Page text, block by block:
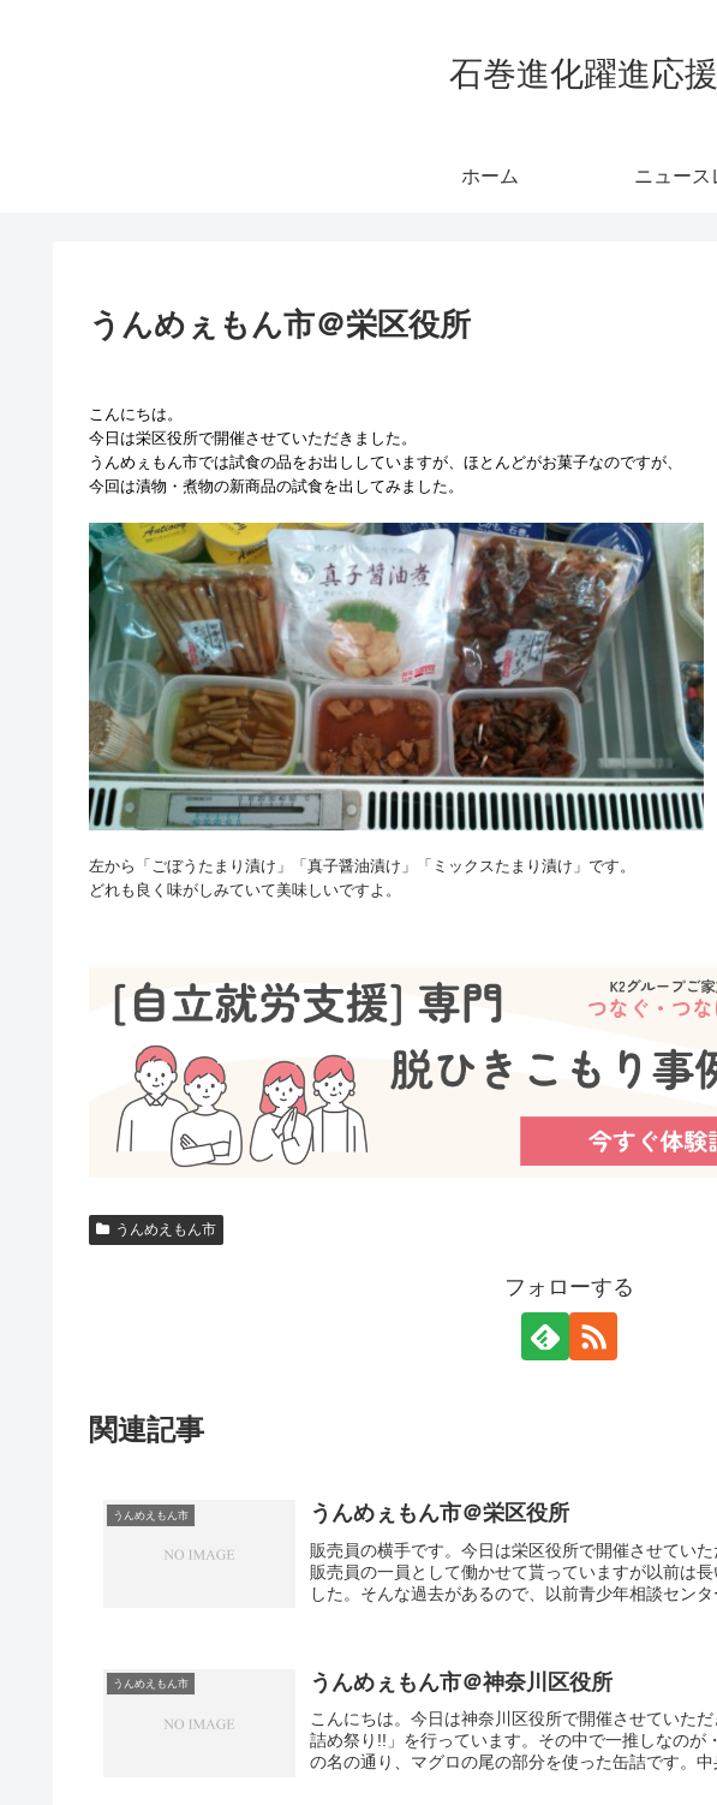
石巻進化躍進応
ホーム ニュース
うんめぇもん市＠栄区役所
こんにちは。
今日は栄区役所で開催させていただきました。
うんめぇもん市では試食の品をお出ししていますが、ほとんどがお菓子なのですが、
今回は漬物・煮物の新商品の試食を出してみました。
左から「ごぼうたまり漬け」「真子醤油漬け」「ミックスたまり漬け」です。
どれも良く味がしみていて美味しいですよ。
うんめえもん市
フォローする
関連記事
うんめえもん市 うんめぇもん市＠栄区役所
販売員の横手です。今日は栄区役所で開催させてい
販売員の一員として働かせて貰っていますが以前は
した。そんな過去があるので、以前青少年相談センタ
うんめえもん市 うんめぇもん市＠神奈川区役所
こんにちは。今日は神奈川区役所で開催させていた
詰め祭り!!」を行っています。その中で一推しなのが
の名の通り、マグロの尾の部分を使った缶詰です。中